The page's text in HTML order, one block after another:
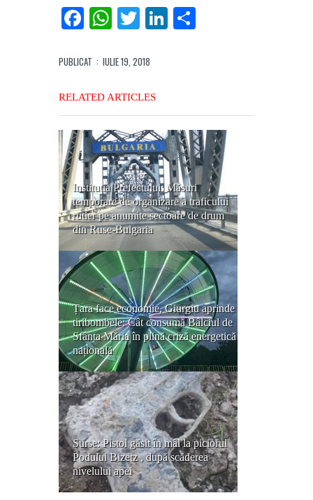
Facebook
WhatsApp
TwitterLinkedIn
PUBLICAT : IULIE 19, 2018
RELATED ARTICLES
Instituția Prefectului: Măsuri
temporare de organizare a traficului
rutier pe anumite sectoare de drum
din Ruse-Bulgaria
Țara face economie, Giurgiu aprinde
tiribombele: Cât consumă Bâlciul de
Sfânta Măria în plină criză energetică
națională
Surse: Pistol găsit în mâl la piciorul
Podului Bizetz , după scăderea
nivelului apei